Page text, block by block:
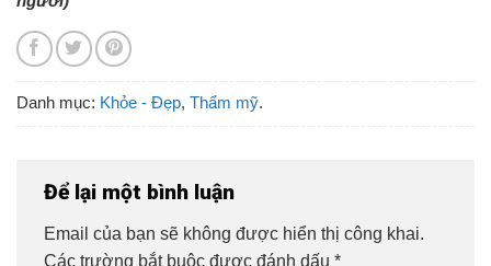
Danh mục: Khỏe - Đẹp, Thẩm mỹ.
Để lại một bình luận
Email của bạn sẽ không được hiển thị công khai.
Các trường bắt buộc được đánh dấu *